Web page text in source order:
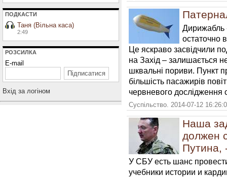
ПОДКАСТИ
Таня (Вільна каса)
2:49
РОЗСИЛКА
E-mail
Вхiд за логiном
Дирижабль
остаточно
Це яскраво засвідчили
на Захід – залишається
шквальні пориви. Пункт
більшість пасажирів
червневого дослідження
Суспільство. 2014-07-12
Наша
должен
Путина,
У СБУ есть шанс
учебники истории и